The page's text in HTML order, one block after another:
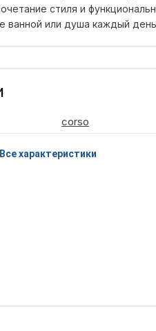
стиля и
ванной или душа каждый
corso
Все характеристики